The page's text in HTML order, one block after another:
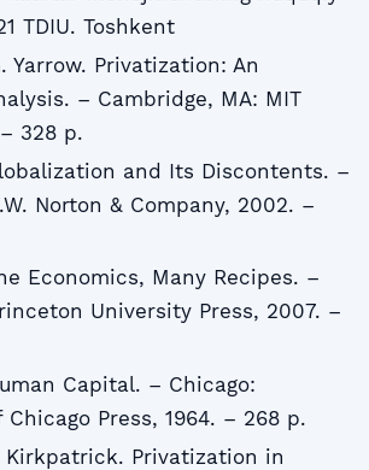
TDIU. Toshkent
Yarrow. Privatization: An
– Cambridge, MA: MIT
328 p.
and Its Discontents. –
Norton & Company, 2002. –
Economics, Many Recipes. –
University Press, 2007. –
Capital. – Chicago:
Press, 1964. – 268 p.
Kirkpatrick. Privatization in